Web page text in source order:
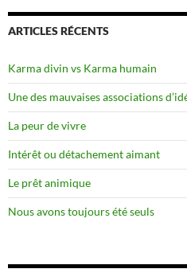
ARTICLES RÉCENTS
Karma divin vs Karma humain
Une des mauvaises associations
La peur de vivre
Intérêt ou détachement aimant
Le prêt animique
Nous avons toujours été seuls